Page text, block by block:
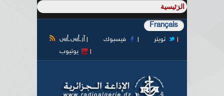
Français
آر أس أس فيسبوك
تويتر
يوتيوب